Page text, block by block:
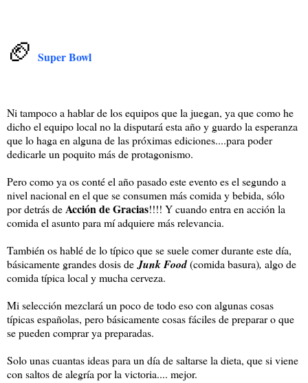
🏈 Super Bowl
Ni tampoco a hablar de los equipos que la juegan, ya que como he
dicho el equipo local no la disputará esta año y guardo la esperanza
que lo haga en alguna de las próximas ediciones....para poder
dedicarle un poquito más de protagonismo.
Pero como ya os conté el año pasado este evento es el segundo a
nivel nacional en el que se consumen más comida y bebida, sólo
por detrás deAcción de Gracias!!!! Y cuando entra en acción la
comida el asunto para mí adquiere más relevancia.
También os hablé de lo típico que se suele comer durante este día,
básicamente grandes dosis de Junk Food(comida basura), algo de
comida típica local y mucha cerveza.
Mi selección mezclará un poco de todo eso con algunas cosas
típicas españolas, pero básicamente cosas fáciles de preparar o que
se pueden comprar ya preparadas.
Solo unas cuantas ideas para un día de saltarse la dieta, que si viene
con saltos de alegría por la victoria.... mejor.